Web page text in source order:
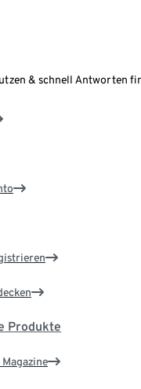
& schnell Antworten
Produkte